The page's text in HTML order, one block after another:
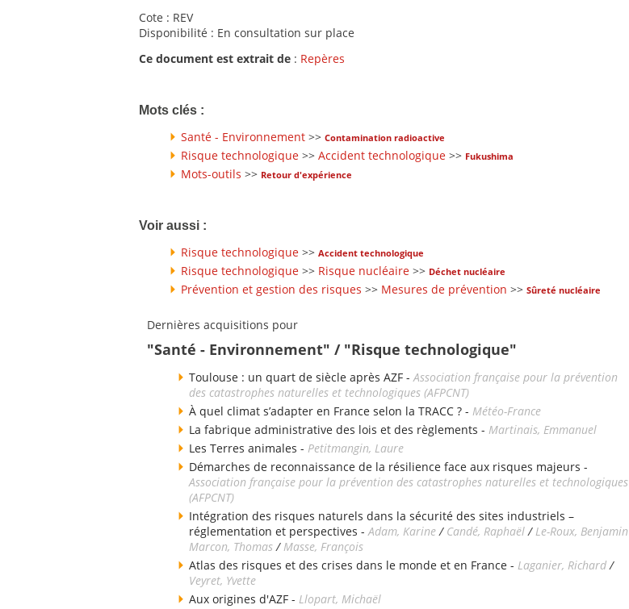
Cote : REV
Disponibilité : En consultation sur place
Ce document est extrait de : Repères
Mots clés :
Santé - Environnement >> Contamination radioactive
Risque technologique >> Accident technologique >> Fukushima
Mots-outils >> Retour d'expérience
Voir aussi :
Risque technologique >> Accident technologique
Risque technologique >> Risque nucléaire >> Déchet nucléaire
Prévention et gestion des risques >> Mesures de prévention >> Sûreté nucléaire
Dernières acquisitions pour
"Santé - Environnement" / "Risque technologique"
Toulouse : un quart de siècle après AZF -Association française pour la prévention
des catastrophes naturelles et technologiques (AFPCNT)
À quel climat s’adapter en France selon la TRACC ? - Météo-France
La fabrique administrative des lois et des règlements - Martinais, Emmanuel
Les Terres animales - Petitmangin, Laure
Démarches de reconnaissance de la résilience face aux risques majeurs -
Association française pour la prévention des catastrophes naturelles et technologiques
(AFPCNT)
Intégration des risques naturels dans la sécurité des sites industriels –
réglementation et perspectives -Adam, Karine/ Candé, Raphaël/ Le-Roux, Benjamin
Marcon, Thomas/Masse, François
Atlas des risques et des crises dans le monde et en France - Laganier, Richard/
Veyret, Yvette
Aux origines d'AZF - Llopart, Michaël